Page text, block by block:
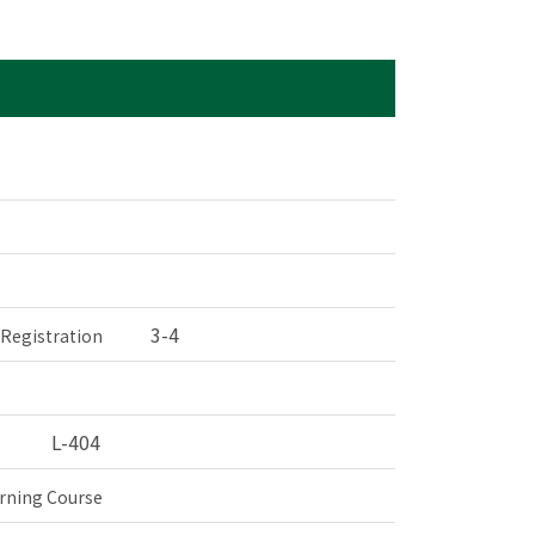
3-4
L-404
Course